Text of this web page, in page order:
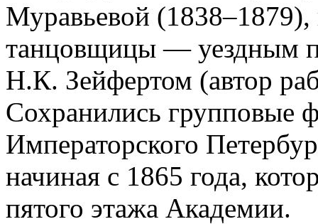
Муравьевой
танцовщицы — уездным
Н.К. Зейфертом (автор
Сохранились групповые
Императорского
начиная с 1865 года,
пятого этажа Академии.